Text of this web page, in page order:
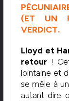
(ET UN
VERDICT.
Lloyd et
retour!
lointaine et
se mêle à
autant dire